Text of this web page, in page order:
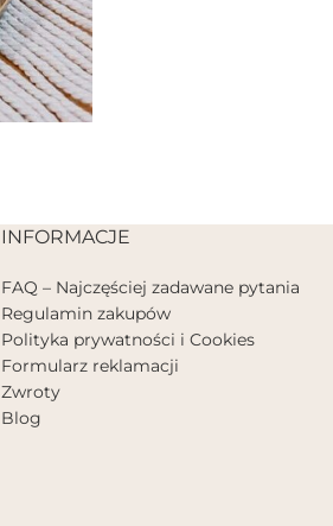
INFORMACJE
FAQ – Najczęściej zadawane pytania
Regulamin zakupów
Polityka prywatności i Cookies
Formularz reklamacji
Zwroty
Blog